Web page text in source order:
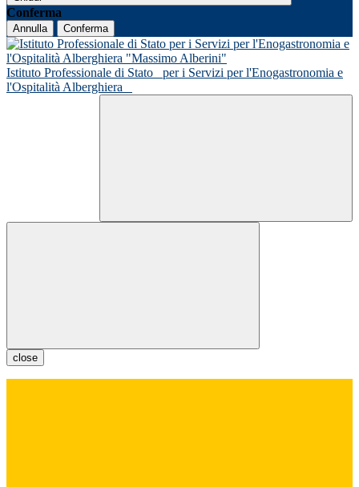
Conferma
Annulla Conferma
Istituto Professionale di Stato
per i Servizi per l'Enogastronomia e
l'Ospitalità Alberghiera
close